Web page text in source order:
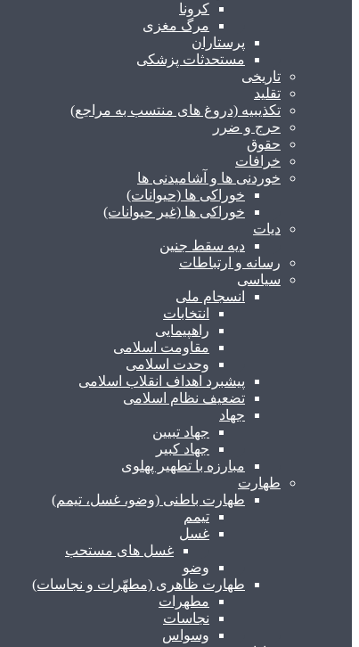
کرونا
مرگ مغزی
پرستاران
مستحدثات پزشکی
تاریخی
تقلید
تکذیبیه (دروغ های منتسب به مراجع)
حرج و ضرر
حقوق
خرافات
خوردنی ها و آشامیدنی ها
خوراکی ها (حیوانات)
خوراکی ها (غیر حیوانات)
دیات
دیه سقط جنین
رسانه و ارتباطات
سیاسی
انسجام ملی
انتخابات
راهپیمایی
مقاومت اسلامی
وحدت اسلامی
پیشبرد اهداف انقلاب اسلامی
تضعیف نظام اسلامی
جهاد
جهاد تبیین
جهاد کبیر
مبارزه با تطهیر پهلوی
طهارت
طهارت باطنی (وضو، غسل، تیمم)
تیمم
غسل
غسل های مستحب
وضو
طهارت ظاهری (مطهّرات و نجاسات)
مطهرات
نجاسات
وسواس